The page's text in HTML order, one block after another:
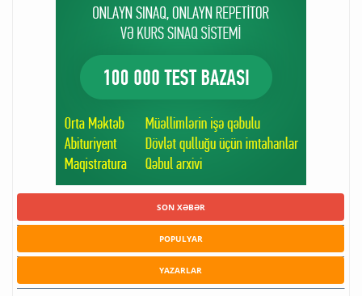
SON XƏBƏR
POPULYAR
YAZARLAR